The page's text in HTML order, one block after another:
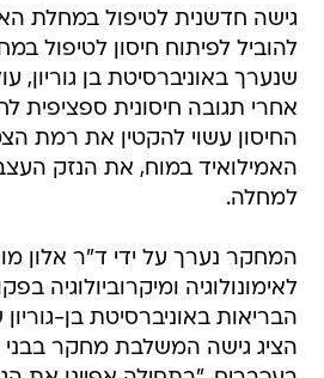
גישה חדשנית לטיפול במחלת
להוביל לפיתוח חיסון לטיפול
שנערך באוניברסיטת בן גוריון,
אחרי תגובה חיסונית ספציפית
החיסון עשוי להקטין את רמת
האמילואיד במוח, את הנזק
למחלה.
המחקר נערך על ידי ד"ר אלון
לאימונולוגיה ומיקרוביולוגיה
הבריאות באוניברסיטת בן-
הציג גישה המשלבת מחקר בבני